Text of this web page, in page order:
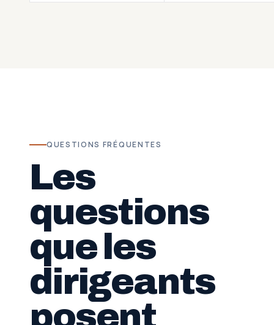
QUESTIONS FRÉQUENTES
Les
questions
que les
dirigeants
posent